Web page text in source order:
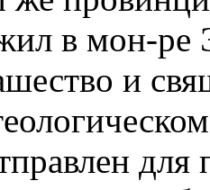
в мон-
и
для